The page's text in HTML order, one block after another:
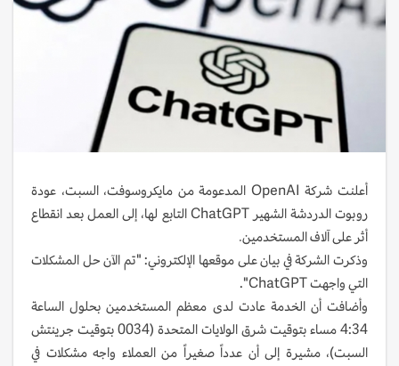
أعلنت شركة OpenAI المدعومة من مايكروسوفت، السبت، عودة
روبوت الدردشة الشهير ChatGPT التابع لها، إلى العمل بعد انقطاع
أثر على آلاف المستخدمين.
وذكرت الشركة في بيان على موقعها الإلكتروني: "تم الآن حل المشكلات
التي واجهت ChatGPT".
وأضافت أن الخدمة عادت لدى معظم المستخدمين بحلول الساعة
4:34 مساء بتوقيت شرق الولايات المتحدة (0034 بتوقيت جرينتش
السبت)، مشيرة إلى أن عدداً صغيراً من العملاء واجه مشكلات في